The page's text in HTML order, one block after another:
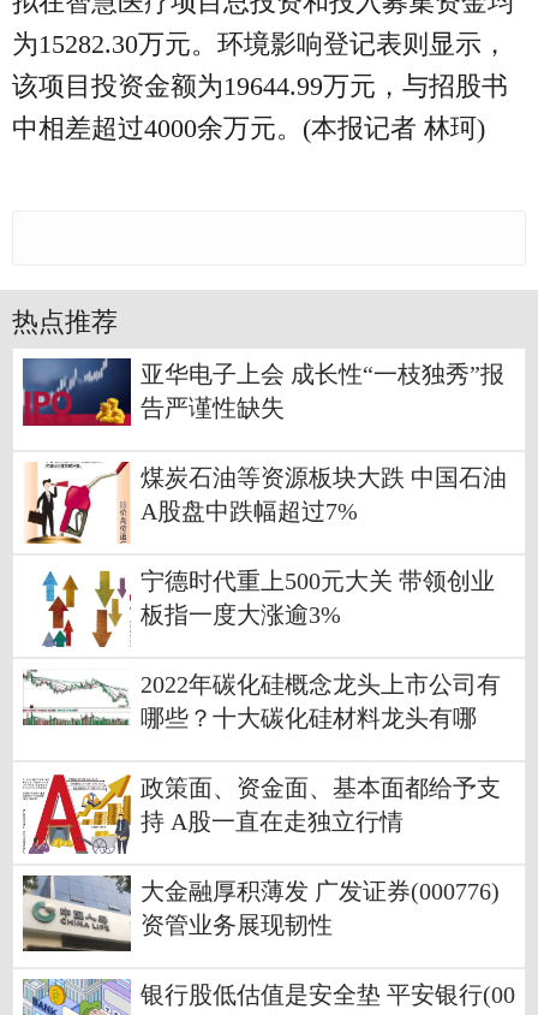
为15282.30万元。环境影响登记表则显示，
该项目投资金额为19644.99万元，与招股书
中相差超过4000余万元。(本报记者 林珂)
热点推荐
亚华电子上会 成长性“一枝独秀”报
告严谨性缺失
煤炭石油等资源板块大跌 中国石油
A股盘中跌幅超过7%
宁德时代重上500元大关 带领创业
板指一度大涨逾3%
2022年碳化硅概念龙头上市公司有
哪些？十大碳化硅材料龙头有哪
政策面、资金面、基本面都给予支
持 A股一直在走独立行情
大金融厚积薄发 广发证券(000776)
资管业务展现韧性
银行股低估值是安全垫 平安银行(00